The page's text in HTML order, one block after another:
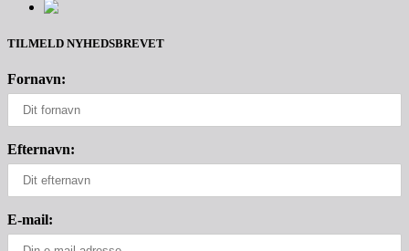
TILMELD NYHEDSBREVET
Fornavn:
Efternavn:
E-mail: